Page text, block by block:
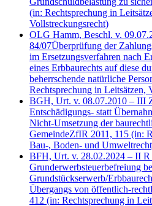
(in: Rechtsprechung in
Vollstreckungsrecht)
OLG Hamm, Beschl. v.
84/07Überprüfung der
im Ersetzungsverfahren nach
eines Erbbaurechts auf diese
beherrschende natürliche
Rechtsprechung in Leitsätzen,
BGH, Urt. v. 08.07.2010 – III
Entschädigungs- statt
Nicht-Umsetzung der
GemeindeZfIR 2011, 115 (in:
Bau-, Boden- und
BFH, Urt. v. 28.02.2024 – II R
Grunderwerbsteuerbefreiung
Grundstückserwerb/
Übergangs von öffentlich-
412 (in: Rechtsprechung in